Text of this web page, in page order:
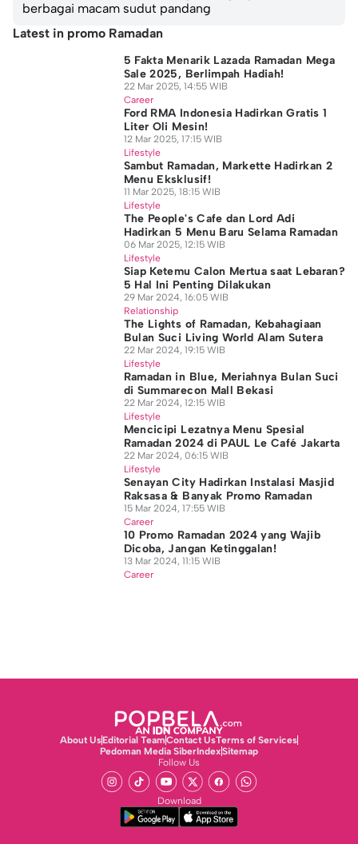
berbagai macam sudut pandang
Latest in promo Ramadan
5 Fakta Menarik Lazada Ramadan Mega
Sale 2025, Berlimpah Hadiah!
22 Mar 2025, 14:55 WIB
Career
Ford RMA Indonesia Hadirkan Gratis 1
Liter Oli Mesin!
12 Mar 2025, 17:15 WIB
Lifestyle
Sambut Ramadan, Markette Hadirkan 2
Menu Eksklusif!
11 Mar 2025, 18:15 WIB
Lifestyle
The People's Cafe dan Lord Adi
Hadirkan 5 Menu Baru Selama Ramadan
06 Mar 2025, 12:15 WIB
Lifestyle
Siap Ketemu Calon Mertua saat Lebaran?
5 Hal Ini Penting Dilakukan
29 Mar 2024, 16:05 WIB
Relationship
The Lights of Ramadan, Kebahagiaan
Bulan Suci Living World Alam Sutera
22 Mar 2024, 19:15 WIB
Lifestyle
Ramadan in Blue, Meriahnya Bulan Suci
di Summarecon Mall Bekasi
22 Mar 2024, 12:15 WIB
Lifestyle
Mencicipi Lezatnya Menu Spesial
Ramadan 2024 di PAUL Le Café Jakarta
22 Mar 2024, 06:15 WIB
Lifestyle
Senayan City Hadirkan Instalasi Masjid
Raksasa & Banyak Promo Ramadan
15 Mar 2024, 17:55 WIB
Career
10 Promo Ramadan 2024 yang Wajib
Dicoba, Jangan Ketinggalan!
13 Mar 2024, 11:15 WIB
Career
About UsEditorial TeamContact UsTerms of Services
Pedoman Media SiberIndexSitemap
Follow Us
Download